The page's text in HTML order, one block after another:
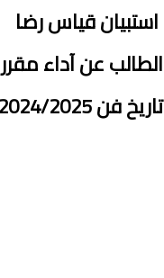
استبيان قياس رضا
الطالب عن آداء مقرر
تاريخ فن 2024/2025